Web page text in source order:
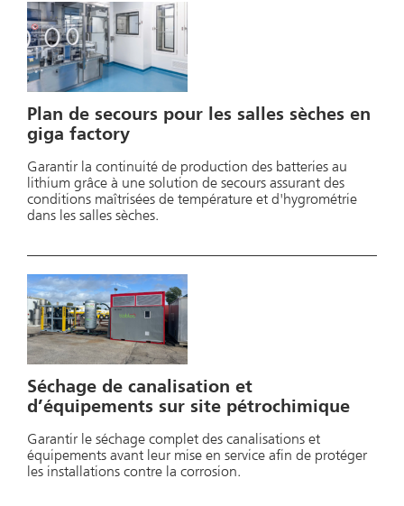
Plan de secours pour les salles sèches en
giga factory
Garantir la continuité de production des batteries au
lithium grâce à une solution de secours assurant des
conditions maîtrisées de température et d'hygrométrie
dans les salles sèches.
Séchage de canalisation et
d’équipements sur site pétrochimique
Garantir le séchage complet des canalisations et
équipements avant leur mise en service afin de protéger
les installations contre la corrosion.